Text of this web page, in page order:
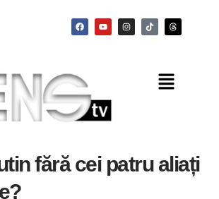
fără cei patru aliați